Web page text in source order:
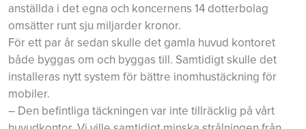
anställda i det egna och koncernens 14 dotterbolag
omsätter runt sju miljarder kronor.
För ett par år sedan skulle det gamla huvud kontoret
både byggas om och byggas till. Samtidigt skulle det
installeras nytt system för bättre inomhustäckning för
mobiler.
– Den befintliga täckningen var inte tillräcklig på vårt